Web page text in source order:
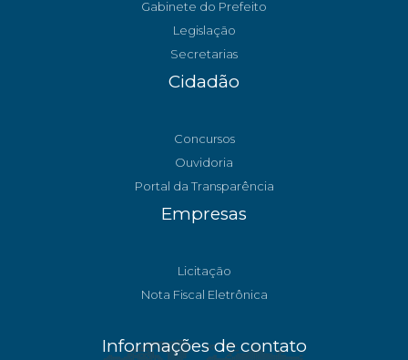
Gabinete do Prefeito
Legislação
Secretarias
Cidadão
Concursos
Ouvidoria
Portal da Transparência
Empresas
Licitação
Nota Fiscal Eletrônica
Informações de contato